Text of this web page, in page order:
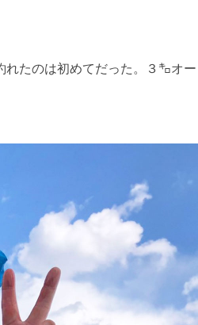
たのは初めてだった。３㌔オー